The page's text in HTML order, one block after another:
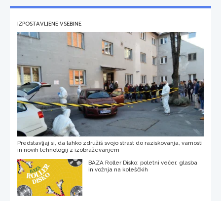
IZPOSTAVLJENE VSEBINE
Predstavljaj si, da lahko združiš svojo strast do raziskovanja, varnosti
in novih tehnologij z izobraževanjem
BAZA Roller Disko: poletni večer, glasba
in vožnja na koleščkih